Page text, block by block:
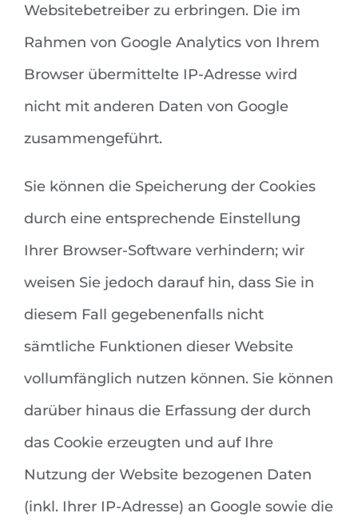
Websitebetreiber zu erbringen. Die im
Rahmen von Google Analytics von Ihrem
Browser übermittelte IP-Adresse wird
nicht mit anderen Daten von Google
zusammengeführt.
Sie können die Speicherung der Cookies
durch eine entsprechende Einstellung
Ihrer Browser-Software verhindern; wir
weisen Sie jedoch darauf hin, dass Sie in
diesem Fall gegebenenfalls nicht
sämtliche Funktionen dieser Website
vollumfänglich nutzen können. Sie können
darüber hinaus die Erfassung der durch
das Cookie erzeugten und auf Ihre
Nutzung der Website bezogenen Daten
(inkl. Ihrer IP-Adresse) an Google sowie die